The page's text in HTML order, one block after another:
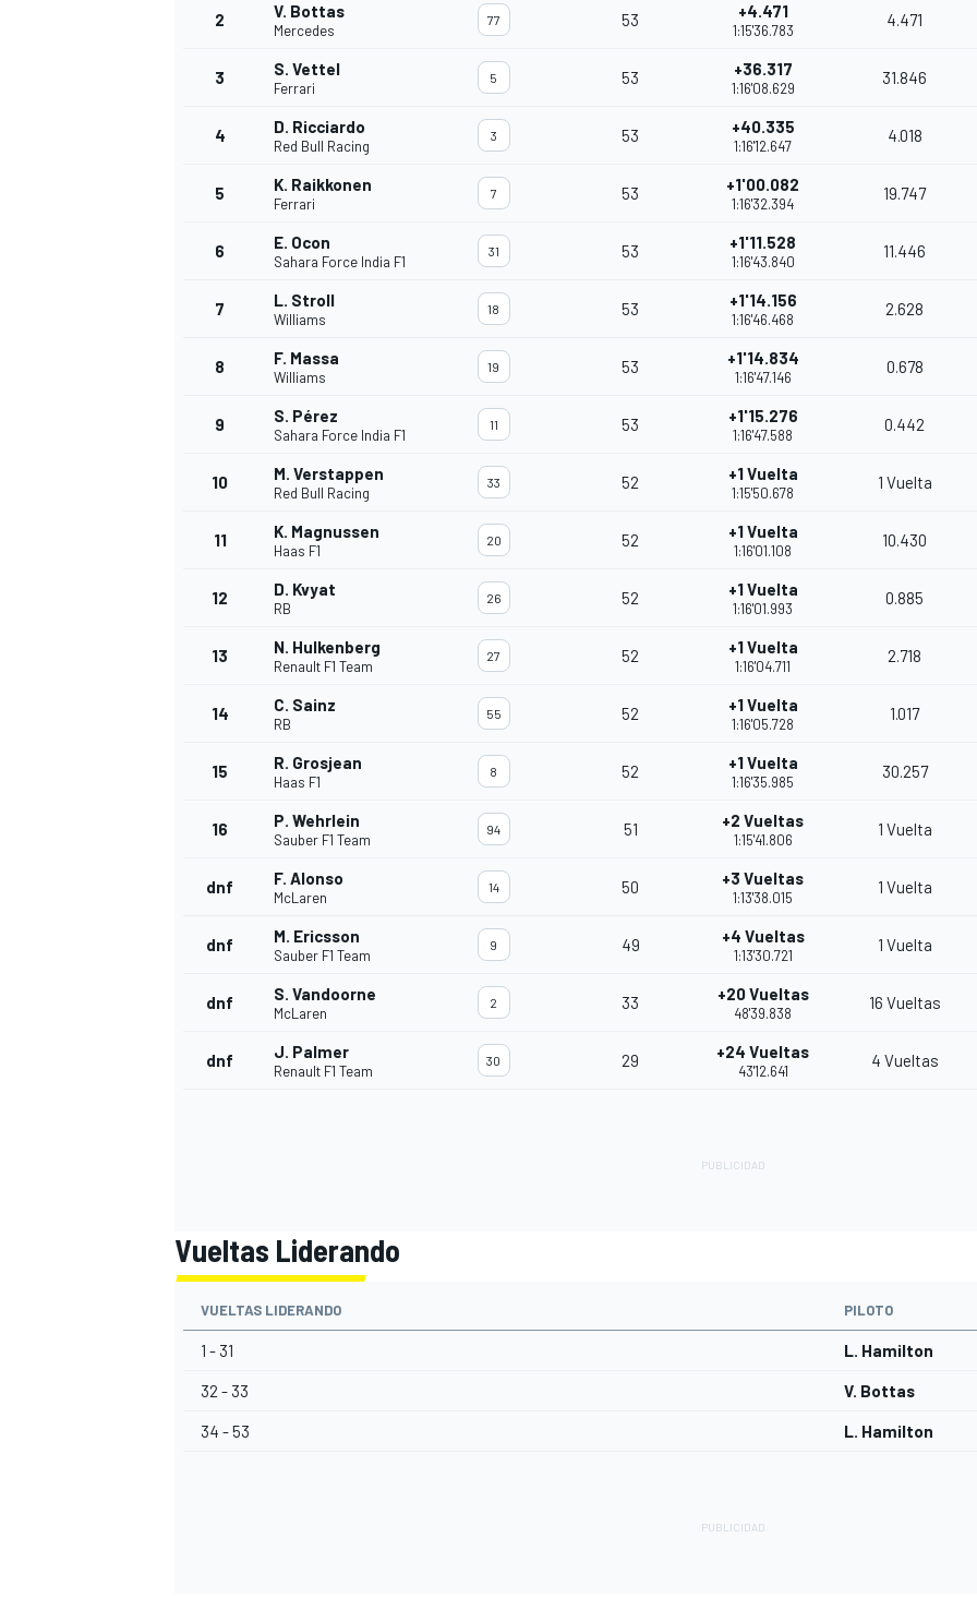
FÓRMULA E
2 V. Bottas
Mercedes
77 53 +4.471
1:15'36.783
4.471
3 S. Vettel
Ferrari
5 53 +36.317
1:16'08.629
31.846
4 D. Ricciardo
Red Bull Racing
3 53 +40.335
1:16'12.647
4.018
5 K. Raikkonen
Ferrari
7 53 +1'00.082
1:16'32.394
19.747
6 E. Ocon
Sahara Force India F1
31 53 +1'11.528
1:16'43.840
11.446
7 L. Stroll
Williams
18 53 +1'14.156
1:16'46.468
2.628
8 F. Massa
Williams
19 53 +1'14.834
1:16'47.146
0.678
9 S. Pérez
Sahara Force India F1
11 53 +1'15.276
1:16'47.588
0.442
10 M. Verstappen
Red Bull Racing
33 52 +1 Vuelta
1:15'50.678
1 Vuelta
11 K. Magnussen
Haas F1
20 52 +1 Vuelta
1:16'01.108
10.430
12 D. Kvyat
RB
26 52 +1 Vuelta
1:16'01.993
0.885
13 N. Hulkenberg
Renault F1 Team
27 52 +1 Vuelta
1:16'04.711
2.718
14 C. Sainz
RB
55 52 +1 Vuelta
1:16'05.728
1.017
15 R. Grosjean
Haas F1
8 52 +1 Vuelta
1:16'35.985
30.257
16 P. Wehrlein
Sauber F1 Team
94 51 +2 Vueltas
1:15'41.806
1 Vuelta
dnf F. Alonso
McLaren
14 50 +3 Vueltas
1:13'38.015
1 Vuelta
dnf M. Ericsson
Sauber F1 Team
9 49 +4 Vueltas
1:13'30.721
1 Vuelta
dnf S. Vandoorne
McLaren
2 33 +20 Vueltas
48'39.838
16 Vueltas
dnf J. Palmer
Renault F1 Team
30 29 +24 Vueltas
43'12.641
4 Vueltas
Vueltas Liderando
VUELTAS LIDERANDO PILOTO
1 - 31 L. Hamilton
32 - 33 V. Bottas
34 - 53 L. Hamilton